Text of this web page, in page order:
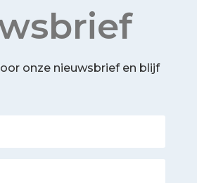
onze nieuwsbrief en blijf